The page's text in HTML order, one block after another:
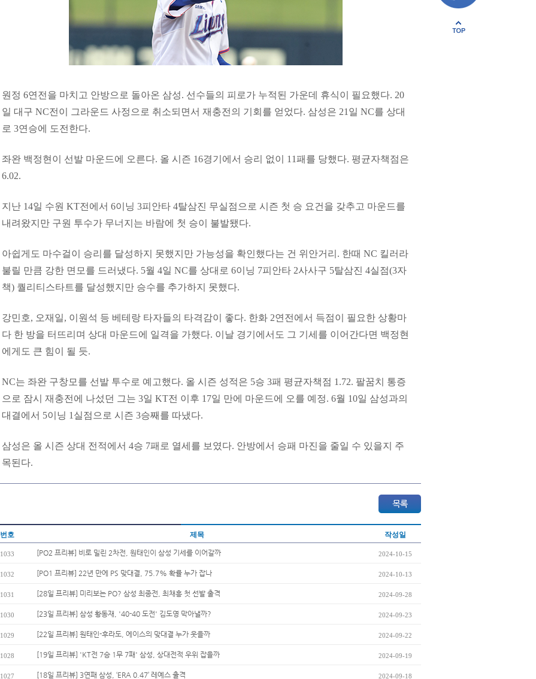
원정 6연전을 마치고 안방으로 돌아온 삼성. 선수들의 피로가 누적된 가운데 휴식이 필요했다. 20
일 대구 NC전이 그라운드 사정으로 취소되면서 재충전의 기회를 얻었다. 삼성은 21일 NC를 상대
로 3연승에 도전한다.
좌완 백정현이 선발 마운드에 오른다. 올 시즌 16경기에서 승리 없이 11패를 당했다. 평균자책점은
6.02.
지난 14일 수원 KT전에서 6이닝 3피안타 4탈삼진 무실점으로 시즌 첫 승 요건을 갖추고 마운드를
내려왔지만 구원 투수가 무너지는 바람에 첫 승이 불발됐다.
아쉽게도 마수걸이 승리를 달성하지 못했지만 가능성을 확인했다는 건 위안거리. 한때 NC 킬러라
불릴 만큼 강한 면모를 드러냈다. 5월 4일 NC를 상대로 6이닝 7피안타 2사사구 5탈삼진 4실점(3자
책) 퀄리티스타트를 달성했지만 승수를 추가하지 못했다.
강민호, 오재일, 이원석 등 베테랑 타자들의 타격감이 좋다. 한화 2연전에서 득점이 필요한 상황마
다 한 방을 터뜨리며 상대 마운드에 일격을 가했다. 이날 경기에서도 그 기세를 이어간다면 백정현
에게도 큰 힘이 될 듯.
NC는 좌완 구창모를 선발 투수로 예고했다. 올 시즌 성적은 5승 3패 평균자책점 1.72. 팔꿈치 통증
으로 잠시 재충전에 나섰던 그는 3일 KT전 이후 17일 만에 마운드에 오를 예정. 6월 10일 삼성과의
대결에서 5이닝 1실점으로 시즌 3승째를 따냈다.
삼성은 올 시즌 상대 전적에서 4승 7패로 열세를 보였다. 안방에서 승패 마진을 줄일 수 있을지 주
목된다.
번호 제목 작성일
1033 [PO2 프리뷰] 비로 밀린 2차전, 원태인이 삼성 기세를 이어갈까 2024-10-15
1032 [PO1 프리뷰] 22년 만에 PS 맞대결, 75.7% 확률 누가 잡나 2024-10-13
1031 [28일 프리뷰] 미리보는 PO? 삼성 최종전, 최채흥 첫 선발 출격 2024-09-28
1030 [23일 프리뷰] 삼성 황동재, '40-40 도전' 김도영 막아낼까? 2024-09-23
1029 [22일 프리뷰] 원태인-후라도, 에이스의 맞대결 누가 웃을까 2024-09-22
1028 [19일 프리뷰] 'KT전 7승 1무 7패' 삼성, 상대전적 우위 잡을까 2024-09-19
1027 [18일 프리뷰] 3연패 삼성, ‘ERA 0.47’ 레예스 출격 2024-09-18